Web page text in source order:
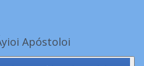
Apóstoloi